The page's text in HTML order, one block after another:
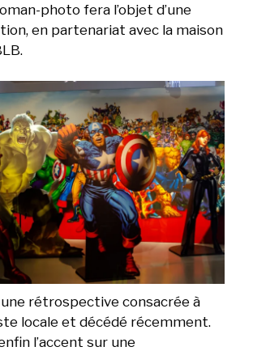
photo fera l’objet d’une
en partenariat avec la maison
rétrospective consacrée à
locale et décédé récemment.
l’accent sur une